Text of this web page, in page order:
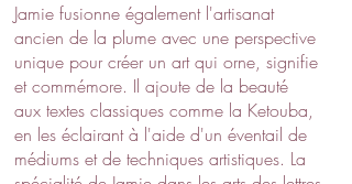
Jamie fusionne également l'artisanat
ancien de la plume avec une perspective
unique pour créer un art qui orne, signifie
et commémore. Il ajoute de la beauté
aux textes classiques comme la Ketouba,
en les éclairant à l'aide d'un éventail de
médiums et de techniques artistiques. La